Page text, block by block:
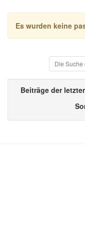
Es wurden keine
Die Suche
Beiträge der